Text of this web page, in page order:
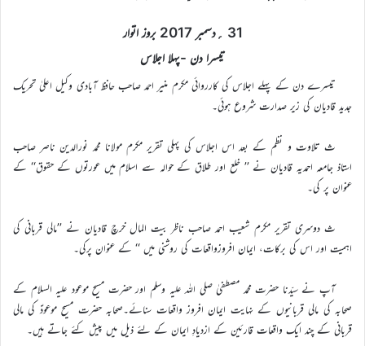
31 ؍دسمبر 2017 بروز اتوار
تیسرا دن -پہلا اجلاس
تیسرے دن کے پہلے اجلاس کی کارروائی مکرم منیر احمد صاحب حافظ آبادی وکیل اعلیٰ تحریک
جدید قادیان کی زیر صدارت شروع ہوئی۔
ث تلاوت و نظم کے بعد اس اجلاس کی پہلی تقریر مکرم مولانا محمد نورالدین ناصر صاحب
استاذ جامعہ احمدیہ قادیان نے ’’ خلع اور طلاق کے حوالہ سے اسلام میں عورتوں کے حقوق‘‘ کے
عنوان پر کی۔
ث دوسری تقریر مکرم شعیب احمد صاحب ناظر بیت المال خرچ قادیان نے ’’مالی قربانی کی
اہمیت اور اس کی برکات، ایمان افروزواقعات کی روشنی میں ‘‘ کے عنوان پرکی۔
آپ نے سیّدنا حضرت محمد مصطفیٰ صلی اللہ علیہ وسلم اور حضرت مسیح موعود علیہ السلام کے
صحابہ کی مالی قربانیوں کے نہایت ایمان افروز واقعات سنائے۔صحابہ حضرت مسیح موعودؑ کی مالی
قربانی کے چند ایک واقعات قارئین کے ازدیادِ ایمان کے لئے ذیل میں پیش کئے جاتے ہیں۔